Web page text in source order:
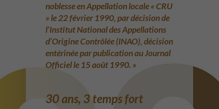
noblesse en Appellation locale « CRU
» le 22 février 1990, par décision de
l’Institut National des Appellations
d’Origine Contrôlée (INAO), décision
entérinée par publication au Journal
Officiel le 15 août 1990. »
30 ans, 3 temps fort